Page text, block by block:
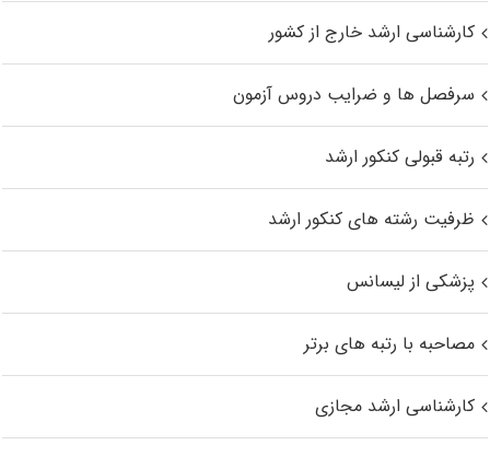
کارشناسی ارشد خارج از کشور
سرفصل ها و ضرایب دروس آزمون
رتبه قبولی کنکور ارشد
ظرفیت رشته های کنکور ارشد
پزشکی از لیسانس
مصاحبه با رتبه های برتر
کارشناسی ارشد مجازی